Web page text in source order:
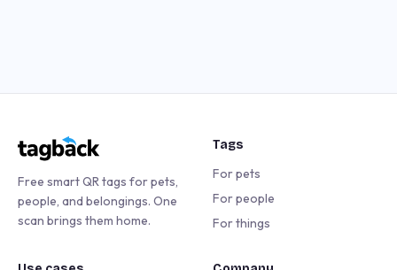
Free smart QR tags for pets,
people, and belongings. One
scan brings them home.
Tags
For pets
For people
For things